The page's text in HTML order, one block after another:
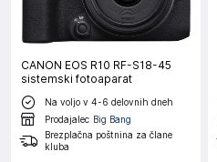
CANON EOS R10 RF-S18-45
sistemski fotoaparat
Na voljo v 4-6 delovnih dneh
Prodajalec Big Bang
Brezplačna poštnina za člane
kluba